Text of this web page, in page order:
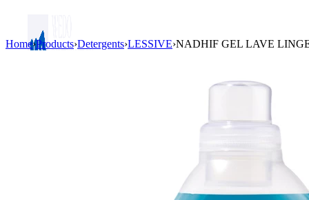
Home›Products›Detergents›LESSIVE›NADHIF GEL LAVE